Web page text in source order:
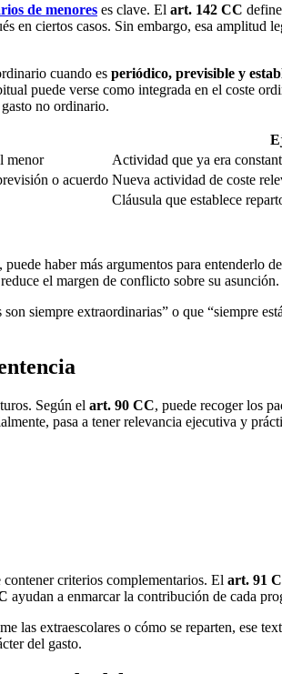
de menores es clave. El art. 142 CC
en ciertos casos. Sin embargo, esa
cuando es periódico, previsible y
puede verse como integrada en el coste
no ordinario.
menor
Actividad que ya era
o acuerdo Nueva actividad de coste
Cláusula que establece
haber más argumentos para entenderlo
el margen de conflicto sobre su asunción.
siempre extraordinarias” o que “siempre
Según el art. 90 CC, puede recoger los
pasa a tener relevancia ejecutiva y
criterios complementarios. El art. 91
ayudan a enmarcar la contribución de cada
las extraescolares o cómo se reparten, ese
del gasto.